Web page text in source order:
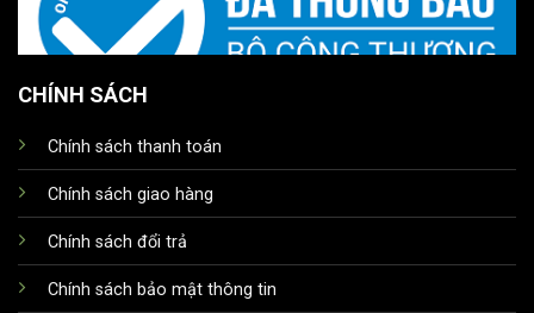
CHÍNH SÁCH
Chính sách thanh toán
Chính sách giao hàng
Chính sách đổi trả
Chính sách bảo mật thông tin